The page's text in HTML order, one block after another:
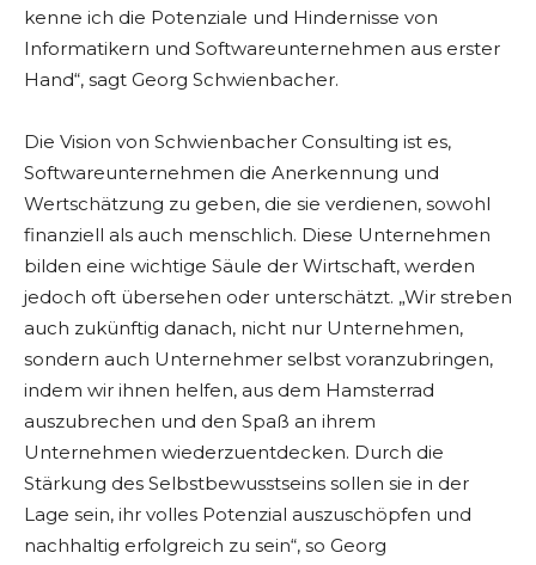
kenne ich die Potenziale und Hindernisse von
Informatikern und Softwareunternehmen aus erster
Hand“, sagt Georg Schwienbacher.
Die Vision von Schwienbacher Consulting ist es,
Softwareunternehmen die Anerkennung und
Wertschätzung zu geben, die sie verdienen, sowohl
finanziell als auch menschlich. Diese Unternehmen
bilden eine wichtige Säule der Wirtschaft, werden
jedoch oft übersehen oder unterschätzt. „Wir streben
auch zukünftig danach, nicht nur Unternehmen,
sondern auch Unternehmer selbst voranzubringen,
indem wir ihnen helfen, aus dem Hamsterrad
auszubrechen und den Spaß an ihrem
Unternehmen wiederzuentdecken. Durch die
Stärkung des Selbstbewusstseins sollen sie in der
Lage sein, ihr volles Potenzial auszuschöpfen und
nachhaltig erfolgreich zu sein“, so Georg